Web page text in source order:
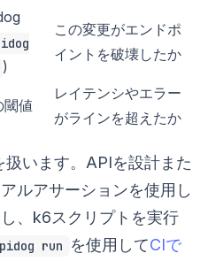
)
この変更がエンドポ
イントを破壊したか
閾値
レイテンシやエラー
がラインを超えたか
扱います。APIを設計また
ルアサーションを使用し
、k6スクリプトを実行
run を使用してCIで